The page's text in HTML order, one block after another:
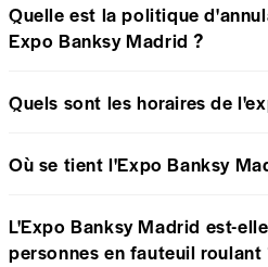
Quelle est la politique
Expo Banksy Madrid ?
Quels sont les horaires de
Où se tient l'Expo Banksy
L'Expo Banksy Madrid est-
personnes en fauteuil roulant